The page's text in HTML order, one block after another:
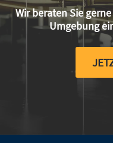
Wir beraten Sie
Umgebung